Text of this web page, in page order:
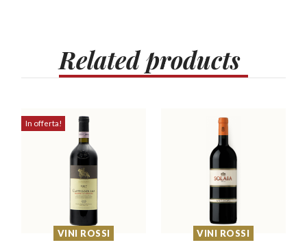
Relatedproducts
In offerta!
VINI ROSSI VINI ROSSI